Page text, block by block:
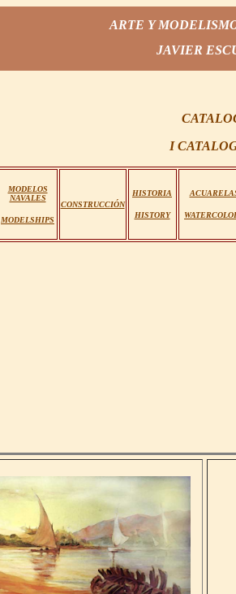
ARTE Y
JAVIER
I
MODELOS
NAVALES
MODELSHIPS
CONSTRUCCIÓN
HISTORIA
HISTORY